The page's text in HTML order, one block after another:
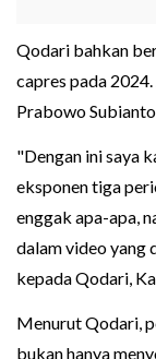
Qodari bahkan
capres pada
Prabowo
"Dengan ini saya
eksponen tiga
enggak apa-apa,
dalam video yang
kepada Qodari,
Menurut Qodari,
bukan hanya